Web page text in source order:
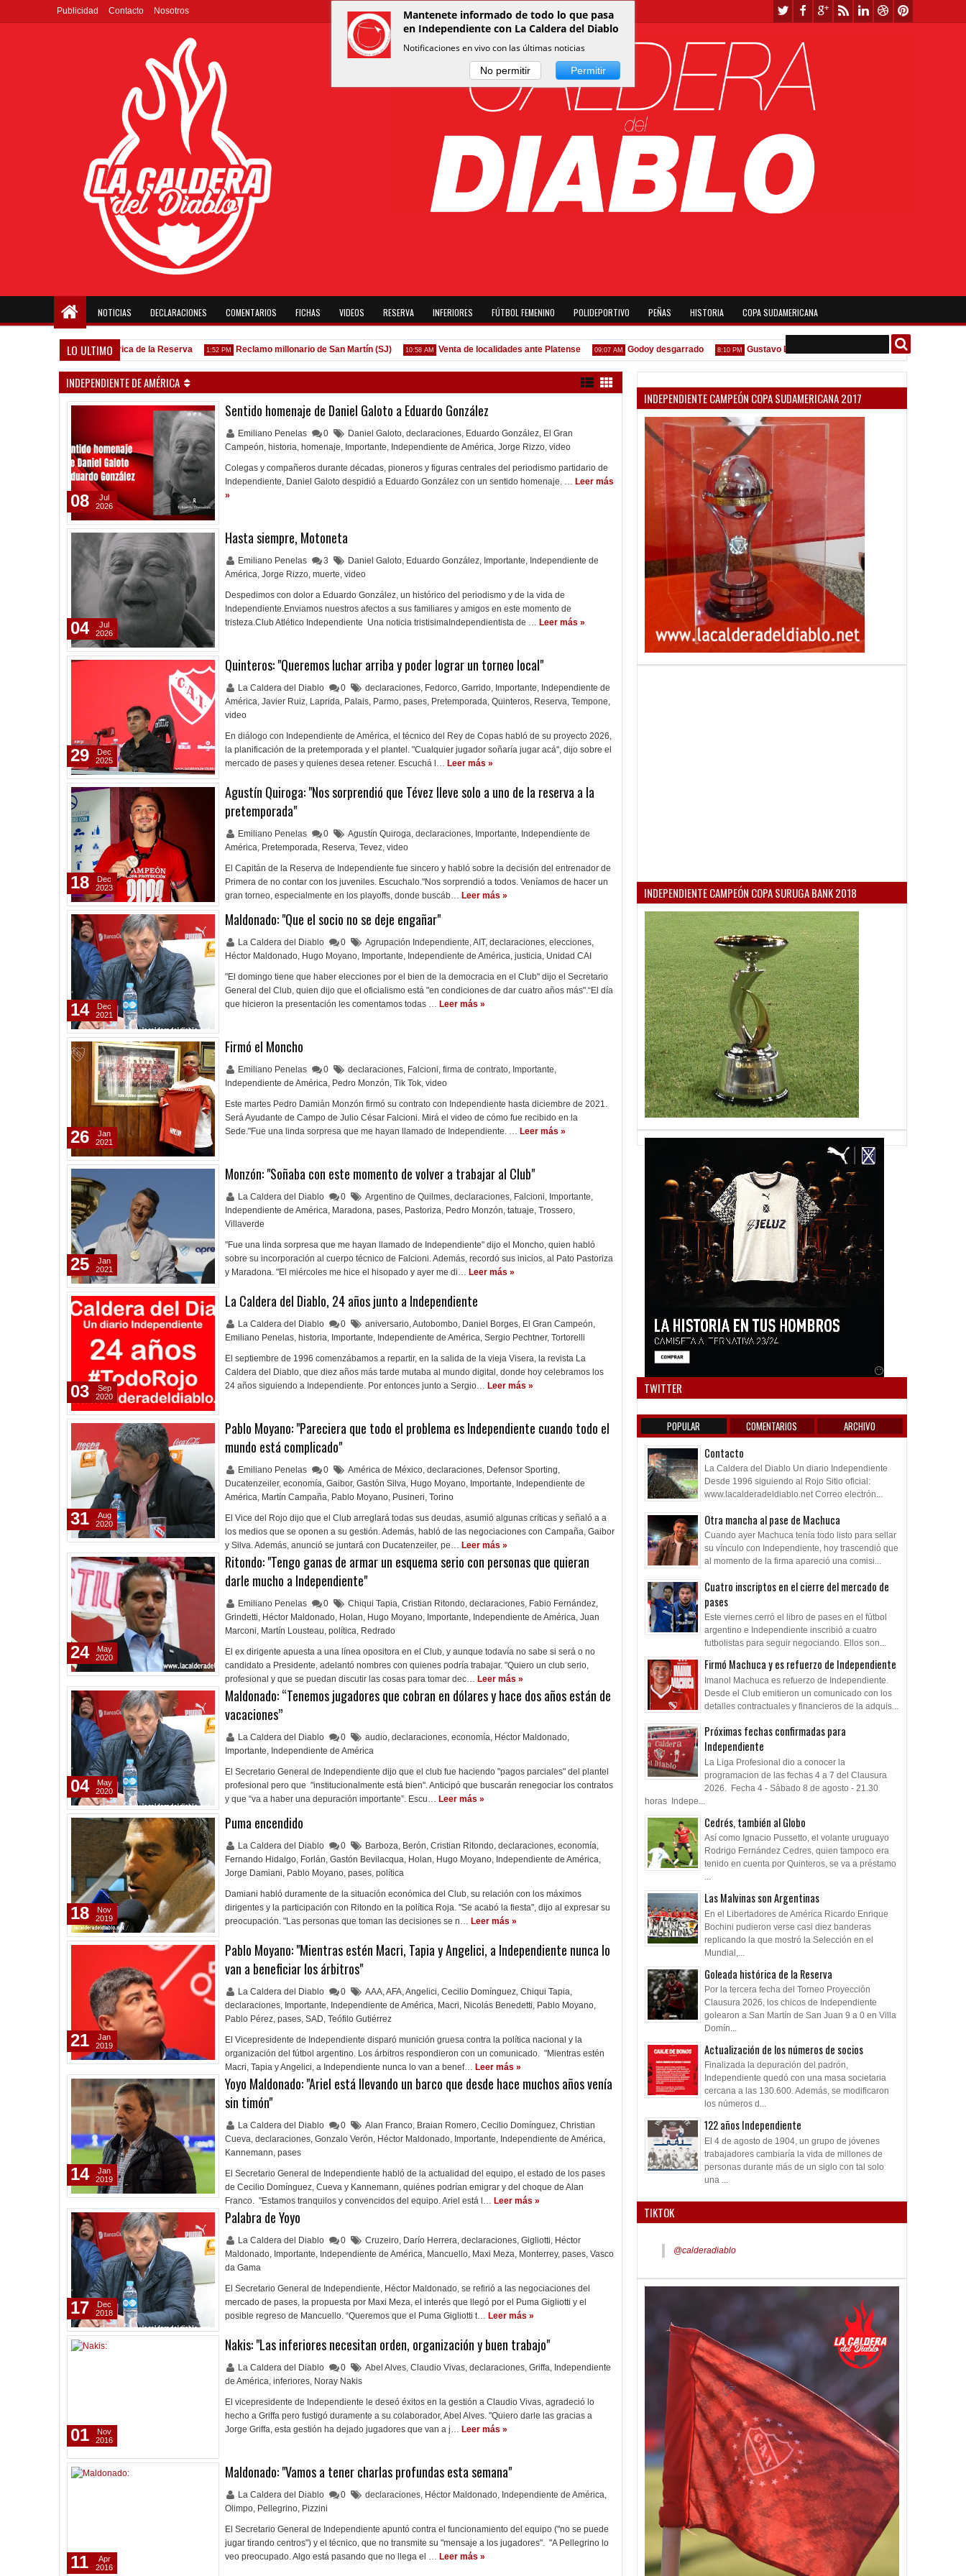
Publicidad Contacto Nosotros
NOTICIAS DECLARACIONES COMENTARIOS FICHAS VIDEOS RESERVA INFERIORES FÚTBOL FEMENINO POLIDEPORTIVO PEÑAS HISTORIA COPA SUDAMERICANA
LO ULTIMO
Goleada histórica de la Reserva 1:52 PM Reclamo millonario de San Martín (SJ) 10:58 AM Venta de localidades ante Platense 09:07 AM Godoy desgarrado 8:10 PM Gustavo López: "La diferencia entre Vélez e
INDEPENDIENTE DE AMÉRICA
Sentido homenaje de Daniel Galoto a Eduardo González
Emiliano Penelas 0 Daniel Galoto, declaraciones, Eduardo González, El Gran
Campeón, historia, homenaje, Importante, Independiente de América, Jorge Rizzo, video
Colegas y compañeros durante décadas, pioneros y figuras centrales del periodismo partidario de
Independiente, Daniel Galoto despidió a Eduardo González con un sentido homenaje. … Leer más
»
08
Jul
2026
Hasta siempre, Motoneta
Emiliano Penelas 3 Daniel Galoto, Eduardo González, Importante, Independiente de
América, Jorge Rizzo, muerte, video
Despedimos con dolor a Eduardo González, un histórico del periodismo y de la vida de
Independiente.Enviamos nuestros afectos a sus familiares y amigos en este momento de
tristeza.Club Atlético Independiente Una noticia tristisimaIndependientista de … Leer más »
04
Jul
2026
Quinteros: "Queremos luchar arriba y poder lograr un torneo local"
La Caldera del Diablo 0 declaraciones, Fedorco, Garrido, Importante, Independiente de
América, Javier Ruiz, Laprida, Palais, Parmo, pases, Pretemporada, Quinteros, Reserva, Tempone,
video
En diálogo con Independiente de América, el técnico del Rey de Copas habló de su proyecto 2026,
la planificación de la pretemporada y el plantel. "Cualquier jugador soñaría jugar acá", dijo sobre el
mercado de pases y quienes desea retener. Escuchá l… Leer más »
29
Dec
2025
Agustín Quiroga: "Nos sorprendió que Tévez lleve solo a uno de la reserva a la
pretemporada"
Emiliano Penelas 0 Agustín Quiroga, declaraciones, Importante, Independiente de
América, Pretemporada, Reserva, Tevez, video
El Capitán de la Reserva de Independiente fue sincero y habló sobre la decisión del entrenador de
Primera de no contar con los juveniles. Escuchalo."Nos sorprendió a todos. Veníamos de hacer un
gran torneo, especialmente en los playoffs, donde buscáb… Leer más »
18
Dec
2023
Maldonado: "Que el socio no se deje engañar"
La Caldera del Diablo 0 Agrupación Independiente,AIT, declaraciones, elecciones,
Héctor Maldonado, Hugo Moyano, Importante, Independiente de América, justicia, Unidad CAI
"El domingo tiene que haber elecciones por el bien de la democracia en el Club" dijo el Secretario
General del Club, quien dijo que el oficialismo está "en condiciones de dar cuatro años más".“El día
que hicieron la presentación les comentamos todas … Leer más »
14
Dec
2021
Firmó el Moncho
Emiliano Penelas 0 declaraciones, Falcioni, firma de contrato, Importante,
Independiente de América, Pedro Monzón, Tik Tok, video
Este martes Pedro Damián Monzón firmó su contrato con Independiente hasta diciembre de 2021.
Será Ayudante de Campo de Julio César Falcioni. Mirá el video de cómo fue recibido en la
Sede."Fue una linda sorpresa que me hayan llamado de Independiente. … Leer más »
26
Jan
2021
Monzón: "Soñaba con este momento de volver a trabajar al Club"
La Caldera del Diablo 0 Argentino de Quilmes, declaraciones, Falcioni, Importante,
Independiente de América, Maradona, pases, Pastoriza, Pedro Monzón, tatuaje, Trossero,
Villaverde
"Fue una linda sorpresa que me hayan llamado de Independiente" dijo el Moncho, quien habló
sobre su incorporación al cuerpo técnico de Falcioni. Además, recordó sus inicios, al Pato Pastoriza
y Maradona. "El miércoles me hice el hisopado y ayer me di… Leer más »
25
Jan
2021
La Caldera del Diablo, 24 años junto a Independiente
La Caldera del Diablo 0 aniversario,Autobombo, Daniel Borges, El Gran Campeón,
Emiliano Penelas, historia, Importante, Independiente de América, Sergio Pechtner, Tortorelli
El septiembre de 1996 comenzábamos a repartir, en la salida de la vieja Visera, la revista La
Caldera del Diablo, que diez años más tarde mutaba al mundo digital, donde hoy celebramos los
24 años siguiendo a Independiente. Por entonces junto a Sergio… Leer más »
03
Sep
2020
Pablo Moyano: "Pareciera que todo el problema es Independiente cuando todo el
mundo está complicado"
Emiliano Penelas 0 América de México, declaraciones, Defensor Sporting,
Ducatenzeiler, economía, Gaibor, Gastón Silva, Hugo Moyano, Importante, Independiente de
América, Martín Campaña, Pablo Moyano, Pusineri, Torino
El Vice del Rojo dijo que el Club arreglará todas sus deudas, asumió algunas críticas y señaló a a
los medios que se oponen a su gestión. Además, habló de las negociaciones con Campaña, Gaibor
y Silva. Además, anunció se juntará con Ducatenzeiler, pe… Leer más »
31
Aug
2020
Ritondo: "Tengo ganas de armar un esquema serio con personas que quieran
darle mucho a Independiente"
Emiliano Penelas 0 Chiqui Tapia, Cristian Ritondo, declaraciones, Fabio Fernández,
Grindetti, Héctor Maldonado, Holan, Hugo Moyano, Importante, Independiente de América, Juan
Marconi, Martín Lousteau, política, Redrado
El ex dirigente apuesta a una línea opositora en el Club, y aunque todavía no sabe si será o no
candidato a Presidente, adelantó nombres con quienes podría trabajar. "Quiero un club serio,
profesional y que se puedan discutir las cosas para tomar dec… Leer más »
24
May
2020
Maldonado: “Tenemos jugadores que cobran en dólares y hace dos años están de
vacaciones”
La Caldera del Diablo 0 audio, declaraciones, economía, Héctor Maldonado,
Importante, Independiente de América
El Secretario General de Independiente dijo que el club fue haciendo "pagos parciales" del plantel
profesional pero que "institucionalmente está bien". Anticipó que buscarán renegociar los contratos
y que “va a haber una depuración importante”. Escu… Leer más »
04
May
2020
Puma encendido
La Caldera del Diablo 0 Barboza, Berón, Cristian Ritondo, declaraciones, economía,
Fernando Hidalgo, Forlán, Gastón Bevilacqua, Holan, Hugo Moyano, Independiente de América,
Jorge Damiani, Pablo Moyano, pases, política
Damiani habló duramente de la situación económica del Club, su relación con los máximos
dirigentes y la participación con Ritondo en la política Roja. "Se acabó la fiesta", dijo al expresar su
preocupación. "Las personas que toman las decisiones se n… Leer más »
18
Nov
2019
Pablo Moyano: "Mientras estén Macri, Tapia y Angelici, a Independiente nunca lo
van a beneficiar los árbitros"
La Caldera del Diablo 0 AAA,AFA,Angelici, Cecilio Domínguez, Chiqui Tapia,
declaraciones, Importante, Independiente de América, Macri, Nicolás Benedetti, Pablo Moyano,
Pablo Pérez, pases, SAD, Teófilo Gutiérrez
El Vicepresidente de Independiente disparó munición gruesa contra la política nacional y la
organización del fútbol argentino. Los árbitros respondieron con un comunicado. "Mientras estén
Macri, Tapia y Angelici, a Independiente nunca lo van a benef… Leer más »
21
Jan
2019
Yoyo Maldonado: "Ariel está llevando un barco que desde hace muchos años venía
sin timón"
La Caldera del Diablo 0 Alan Franco, Braian Romero, Cecilio Domínguez, Christian
Cueva, declaraciones, Gonzalo Verón, Héctor Maldonado, Importante, Independiente de América,
Kannemann, pases
El Secretario General de Independiente habló de la actualidad del equipo, el estado de los pases
de Cecilio Domínguez, Cueva y Kannemann, quiénes podrían emigrar y del choque de Alan
Franco. "Estamos tranquilos y convencidos del equipo. Ariel está l… Leer más »
14
Jan
2019
Palabra de Yoyo
La Caldera del Diablo 0 Cruzeiro, Darío Herrera, declaraciones, Gigliotti, Héctor
Maldonado, Importante, Independiente de América, Mancuello, Maxi Meza, Monterrey, pases, Vasco
da Gama
El Secretario General de Independiente, Héctor Maldonado, se refirió a las negociaciones del
mercado de pases, la propuesta por Maxi Meza, el interés que llegó por el Puma Gigliotti y el
posible regreso de Mancuello. “Queremos que el Puma Gigliotti t… Leer más »
17
Dec
2018
Nakis: "Las inferiores necesitan orden, organización y buen trabajo"
La Caldera del Diablo 0 Abel Alves, Claudio Vivas, declaraciones, Griffa, Independiente
de América, inferiores, Noray Nakis
El vicepresidente de Independiente le deseó éxitos en la gestión a Claudio Vivas, agradeció lo
hecho a Griffa pero fustigó duramente a su colaborador, Abel Alves. "Quiero darle las gracias a
Jorge Griffa, esta gestión ha dejado jugadores que van a j… Leer más »
01
Nov
2016
Maldonado: "Vamos a tener charlas profundas esta semana"
La Caldera del Diablo 0 declaraciones, Héctor Maldonado, Independiente de América,
Olimpo, Pellegrino, Pizzini
El Secretario General de Independiente apuntó contra el funcionamiento del equipo ("no se puede
jugar tirando centros") y el técnico, que no transmite su "mensaje a los jugadores". "A Pellegrino lo
veo preocupado. Algo está pasando que no llega el … Leer más »
11
Apr
2016
INDEPENDIENTE CAMPEÓN COPA SUDAMERICANA 2017
INDEPENDIENTE CAMPEÓN COPA SURUGA BANK 2018
TWITTER
POPULAR COMENTARIOS ARCHIVO
Contacto
La Caldera del Diablo Un diario Independiente
Desde 1996 siguiendo al Rojo Sitio oficial:
www.lacalderadeldiablo.net Correo electrón...
Otra mancha al pase de Machuca
Cuando ayer Machuca tenía todo listo para sellar
su vínculo con Independiente, hoy trascendió que
al momento de la firma apareció una comisi...
Cuatro inscriptos en el cierre del mercado de
pases
Este viernes cerró el libro de pases en el fútbol
argentino e Independiente inscribió a cuatro
futbolistas para seguir negociando. Ellos son...
Firmó Machuca y es refuerzo de Independiente
Imanol Machuca es refuerzo de Independiente.
Desde el Club emitieron un comunicado con los
detalles contractuales y financieros de la adquis...
Próximas fechas confirmadas para
Independiente
La Liga Profesional dio a conocer la
programacion de las fechas 4 a 7 del Clausura
2026. Fecha 4 - Sábado 8 de agosto - 21.30
horas Indepe...
Cedrés, también al Globo
Así como Ignacio Pussetto, el volante uruguayo
Rodrigo Fernández Cedres, quien tampoco era
tenido en cuenta por Quinteros, se va a préstamo
...
Las Malvinas son Argentinas
En el Libertadores de América Ricardo Enrique
Bochini pudieron verse casi diez banderas
replicando la que mostró la Selección en el
Mundial,...
Goleada histórica de la Reserva
Por la tercera fecha del Torneo Proyección
Clausura 2026, los chicos de Independiente
golearon a San Martín de San Juan 9 a 0 en Villa
Domín...
Actualización de los números de socios
Finalizada la depuración del padrón,
Independiente quedó con una masa societaria
cercana a las 130.600. Además, se modificaron
los números d...
122 años Independiente
El 4 de agosto de 1904, un grupo de jóvenes
trabajadores cambiaría la vida de millones de
personas durante más de un siglo con tal solo
una ...
TIKTOK
@calderadiablo
Mantenete informado de todo lo que pasa
en Independiente con La Caldera del Diablo
Notificaciones en vivo con las últimas noticias
No permitir Permitir